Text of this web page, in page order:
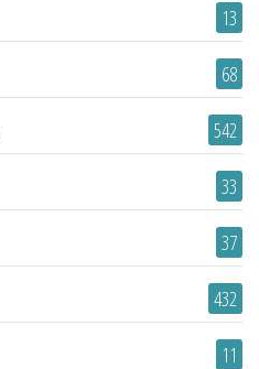
13
68
542
33
37
432
11